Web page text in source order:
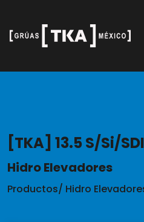
[TKA] 13.5 S/Si/SDI
Hidro Elevadores
Productos/ Hidro